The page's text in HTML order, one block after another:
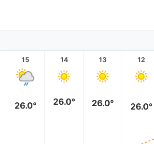
12
26.0°
13
26.0°
14
26.0°
15
26.0°